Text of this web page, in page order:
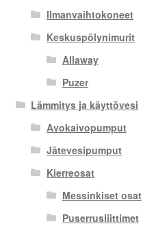
Ilmanvaihtokoneet
Keskuspölynimurit
Allaway
Puzer
Lämmitys ja käyttövesi
Avokaivopumput
Jätevesipumput
Kierreosat
Messinkiset osat
Puserrusliittimet